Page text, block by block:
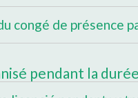
congé de présence
pendant la